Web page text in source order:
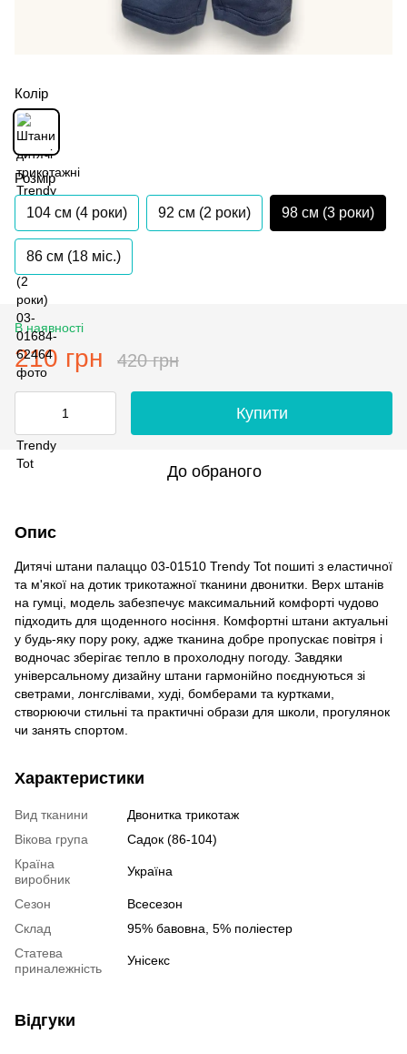
Колір
Розмір
104 см (4 роки) 92 см (2 роки) 98 см (3 роки)
86 см (18 мiс.)
В наявності
210 грн 420 грн
Купити
До обраного
Опис
Дитячі штани палаццо 03-01510 Trendy Tot пошиті з еластичної
та м'якої на дотик трикотажної тканини двонитки. Верх штанів
на гумці, модель забезпечує максимальний комфорті чудово
підходить для щоденного носіння. Комфортні штани актуальні
у будь-яку пору року, адже тканина добре пропускає повітря і
водночас зберігає тепло в прохолодну погоду. Завдяки
універсальному дизайну штани гармонійно поєднуються зі
светрами, лонгслівами, худі, бомберами та куртками,
створюючи стильні та практичні образи для школи, прогулянок
чи занять спортом.
Характеристики
Вид тканини
Двонитка трикотаж
Вікова група
Садок (86-104)
Країна
виробник
Україна
Сезон
Всесезон
Склад
95% бавовна, 5% поліестер
Статева
приналежність
Унісекс
Відгуки